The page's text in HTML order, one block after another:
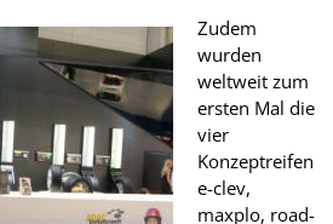
Zudem
wurden
weltweit zum
ersten Mal die
vier
Konzeptreifen
e-clev,
maxplo, road-